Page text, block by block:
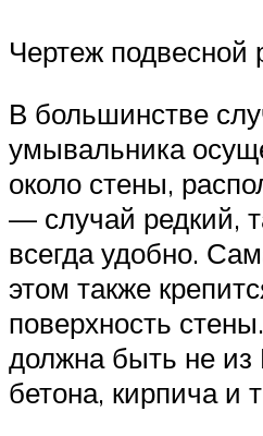
Чертеж подвесной
В большинстве
умывальника
около стены,
— случай редкий,
всегда удобно.
этом также
поверхность
должна быть не из
бетона, кирпича и